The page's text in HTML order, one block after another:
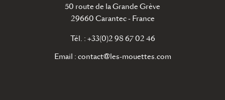
50 route de la Grande Grève
29660 Carantec - France
Tél. : +33(0)2 98 67 02 46
Email : contact@les-mouettes.com